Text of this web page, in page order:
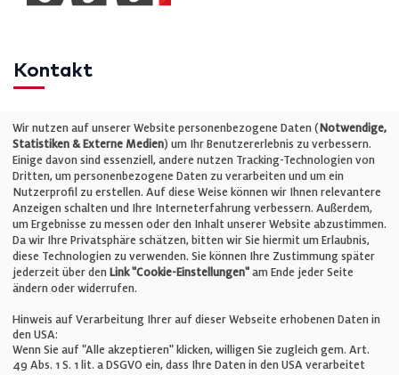
Kontakt
Telefon: +49 (0)711 2585563-0
E-Mail:info@bauelemente-bau.eu
Unternehmen
Impressum
Cookie-Einstellungen
Wir nutzen auf unserer Website personenbezogene Daten (Notwendige,
Statistiken & Externe Medien) um Ihr Benutzererlebnis zu verbessern.
Einige davon sind essenziell, andere nutzen Tracking-Technologien von
Dritten, um personenbezogene Daten zu verarbeiten und um ein
Nutzerprofil zu erstellen. Auf diese Weise können wir Ihnen relevantere
Anzeigen schalten und Ihre Interneterfahrung verbessern. Außerdem,
um Ergebnisse zu messen oder den Inhalt unserer Website abzustimmen.
Da wir Ihre Privatsphäre schätzen, bitten wir Sie hiermit um Erlaubnis,
diese Technologien zu verwenden. Sie können Ihre Zustimmung später
jederzeit über den Link "Cookie-Einstellungen" am Ende jeder Seite
ändern oder widerrufen.
Hinweis auf Verarbeitung Ihrer auf dieser Webseite erhobenen Daten in
den USA:
Wenn Sie auf "Alle akzeptieren" klicken, willigen Sie zugleich gem. Art.
49 Abs. 1 S. 1 lit. a DSGVO ein, dass Ihre Daten in den USA verarbeitet